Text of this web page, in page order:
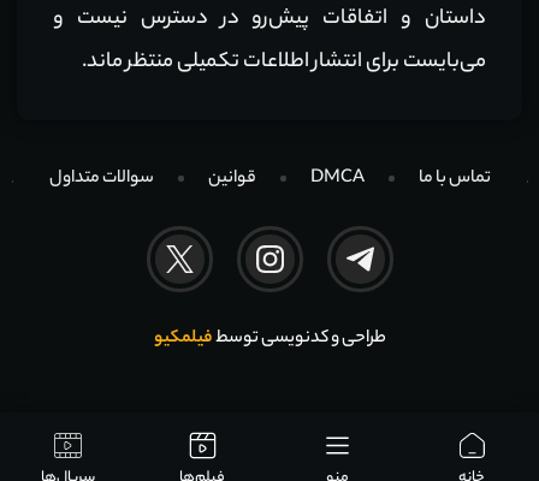
داستان و اتفاقات پیش‌رو در دسترس نیست و
می‌بایست برای انتشار اطلاعات تکمیلی منتظر ماند.
تماس با ما DMCA قوانین سوالات متداول
طراحی و کدنویسی توسطفیلمکیو